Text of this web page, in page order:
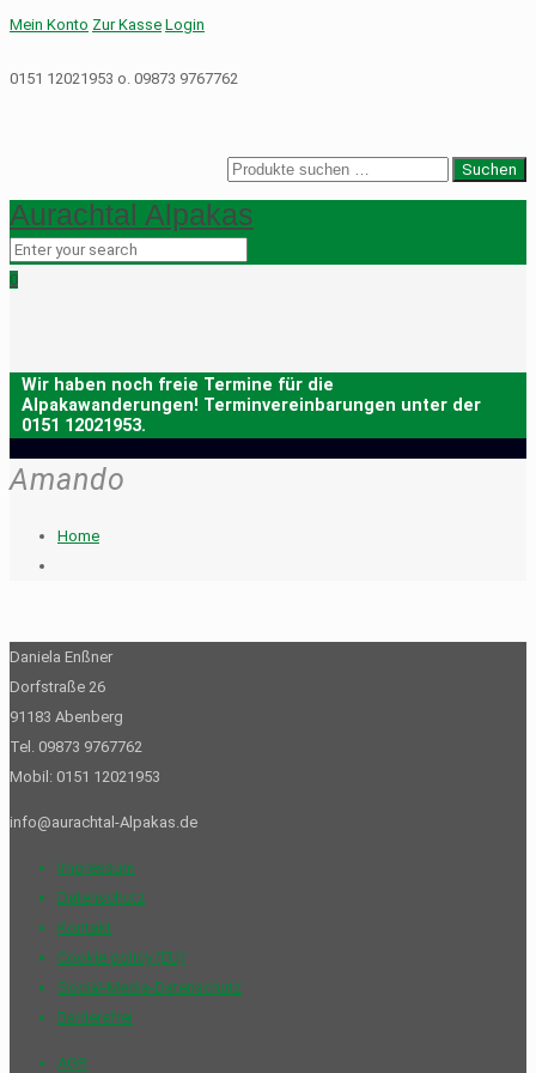
Mein Konto Zur Kasse Login
0151 12021953 o. 09873 9767762
Suche
nach:
Suchen
Aurachtal Alpakas
0
Amando
Home
Daniela Enßner
Dorfstraße 26
91183 Abenberg
Tel. 09873 9767762
Mobil: 0151 12021953
info@aurachtal-Alpakas.de
Impressum
Datenschutz
Kontakt
Cookie policy (EU)
Social-Media-Datenschutz
Barrierefrei
AGB